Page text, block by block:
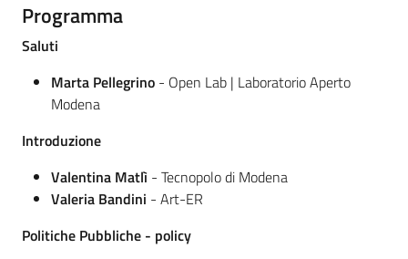
Programma
Saluti
Marta Pellegrino - Open Lab | Laboratorio Aperto
Modena
Introduzione
Valentina Matlì - Tecnopolo di Modena
Valeria Bandini - Art-ER
Politiche Pubbliche - policy